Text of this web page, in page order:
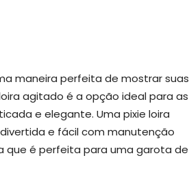
maneira perfeita de mostrar suas
agitado é a opção ideal para as
e elegante. Uma pixie loira
e fácil com manutenção
que é perfeita para uma garota de